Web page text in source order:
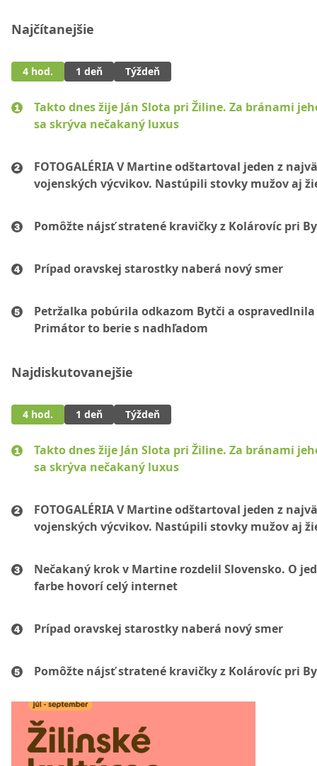
Najčítanejšie
4 hod. 1 deň Týždeň
Takto dnes žije Ján Slota pri Žiline. Za bránami
sa skrýva nečakaný luxus
FOTOGALÉRIA V Martine odštartoval jeden z
vojenských výcvikov. Nastúpili stovky mužov aj
Pomôžte nájsť stratené kravičky z Kolárovíc pri
Prípad oravskej starostky naberá nový smer
Petržalka pobúrila odkazom Bytči a ospravedlnila
Primátor to berie s nadhľadom
Najdiskutovanejšie
4 hod. 1 deň Týždeň
Takto dnes žije Ján Slota pri Žiline. Za bránami
sa skrýva nečakaný luxus
FOTOGALÉRIA V Martine odštartoval jeden z
vojenských výcvikov. Nastúpili stovky mužov aj
Nečakaný krok v Martine rozdelil Slovensko. O
farbe hovorí celý internet
Prípad oravskej starostky naberá nový smer
Pomôžte nájsť stratené kravičky z Kolárovíc pri